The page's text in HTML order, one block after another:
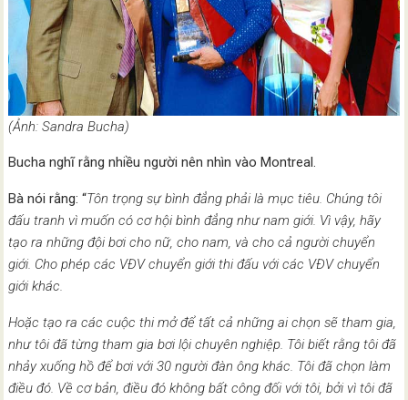
(Ảnh: Sandra Bucha)
Bucha nghĩ rằng nhiều người nên nhìn vào Montreal.
Bà nói rằng: “Tôn trọng sự bình đẳng phải là mục tiêu. Chúng tôi
đấu tranh vì muốn có cơ hội bình đẳng như nam giới. Vì vậy, hãy
tạo ra những đội bơi cho nữ, cho nam, và cho cả người chuyển
giới. Cho phép các VĐV chuyển giới thi đấu với các VĐV chuyển
giới khác.
Hoặc tạo ra các cuộc thi mở để tất cả những ai chọn sẽ tham gia,
như tôi đã từng tham gia bơi lội chuyên nghiệp. Tôi biết rằng tôi đã
nhảy xuống hồ để bơi với 30 người đàn ông khác. Tôi đã chọn làm
điều đó. Về cơ bản, điều đó không bất công đối với tôi, bởi vì tôi đã